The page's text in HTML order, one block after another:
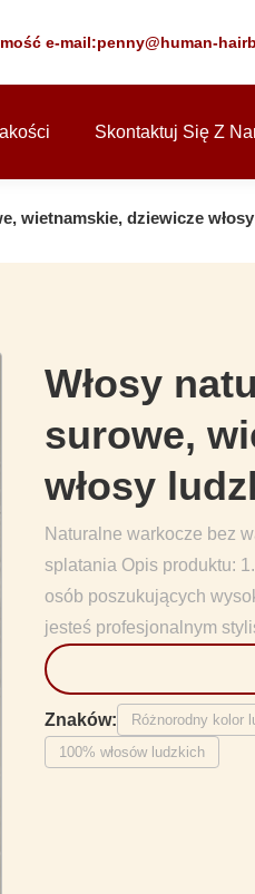
e-mail:penny@human-
Skontaktuj Się Z
wietnamskie, dziewicze
Włosy
surowe,
włosy
Naturalne warkocze bez
splatania Opis produktu:
osób poszukujących
jesteś profesjonalnym
Znaków: Różnorodny kolor
100% włosów ludzkich